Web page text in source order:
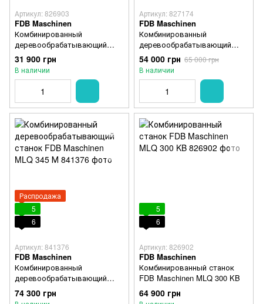
Артикул: 826903
FDB Maschinen
Комбинированный
деревообрабатывающий
станок FDB Maschinen FDB
ML210В
31 900 грн
В наличии
Артикул: 827174
FDB Maschinen
Комбинированный
деревообрабатывающий
станок FDB Maschinen MLQ
300 TB
54 000 грн 65 000 грн
В наличии
Распродажа
5
6
Артикул: 841376
FDB Maschinen
Комбинированный
деревообрабатывающий
станок FDB Maschinen MLQ
345 М
74 300 грн
5
6
Артикул: 826902
FDB Maschinen
Комбинированный станок
FDB Maschinen MLQ 300 KB
64 900 грн